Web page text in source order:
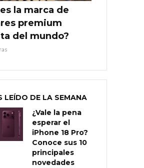
la marca de
premium
del mundo?
LEÍDO DE LA SEMANA
¿Vale la pena
esperar el
iPhone 18 Pro?
Conoce sus 10
principales
novedades